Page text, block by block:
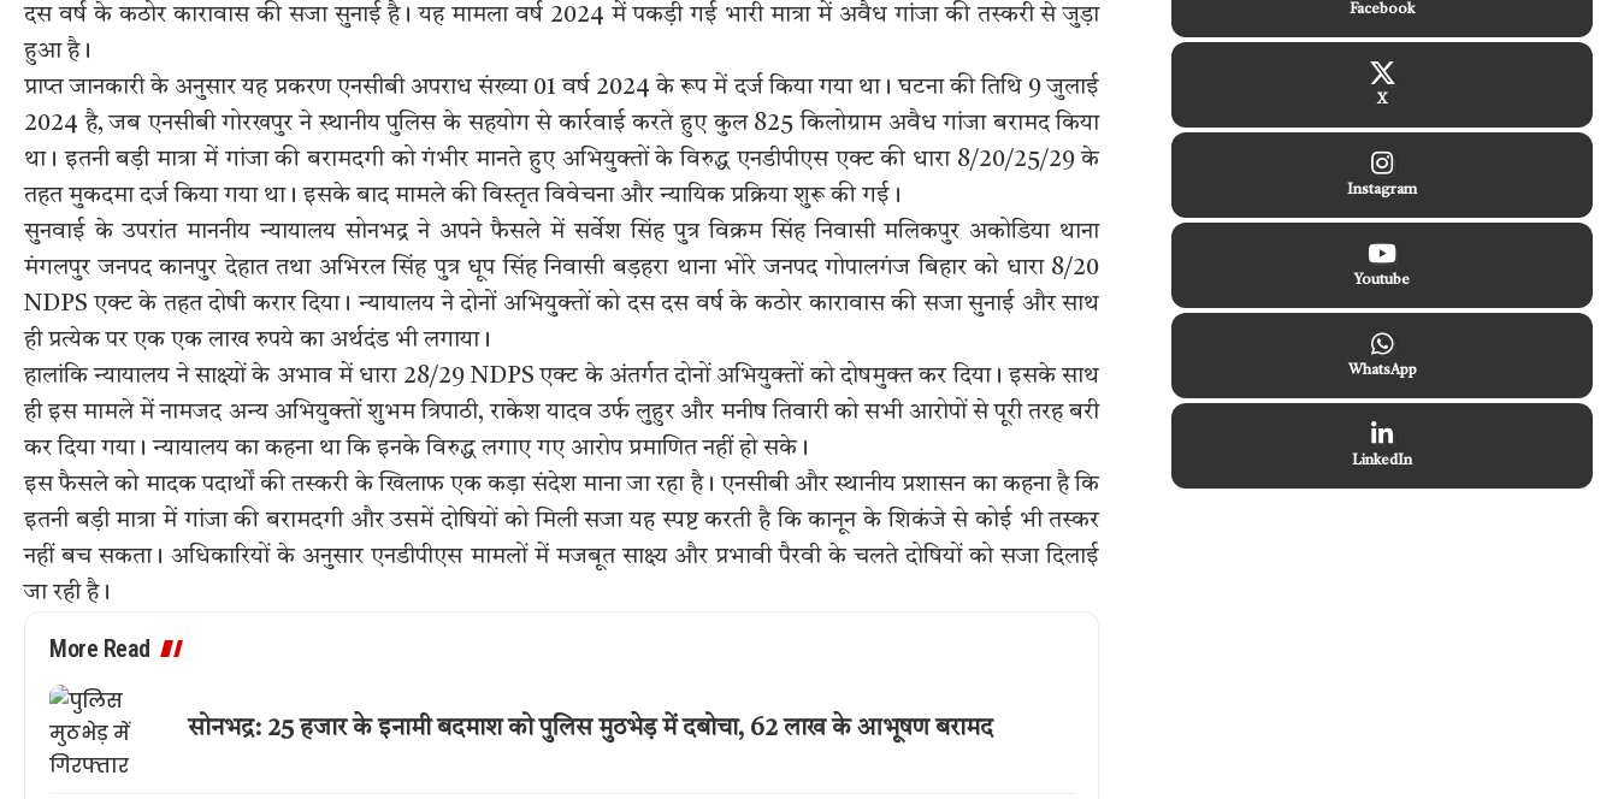
दस वर्ष के कठोर कारावास की सजा सुनाई है। यह मामला वर्ष 2024 में पकड़ी गई भारी मात्रा में अवैध गांजा की तस्करी से जुड़ा
हुआ है।
प्राप्त जानकारी के अनुसार यह प्रकरण एनसीबी अपराध संख्या 01 वर्ष 2024 के रूप में दर्ज किया गया था। घटना की तिथि 9 जुलाई
2024 है, जब एनसीबी गोरखपुर ने स्थानीय पुलिस के सहयोग से कार्रवाई करते हुए कुल 825 किलोग्राम अवैध गांजा बरामद किया
था। इतनी बड़ी मात्रा में गांजा की बरामदगी को गंभीर मानते हुए अभियुक्तों के विरुद्ध एनडीपीएस एक्ट की धारा 8/20/25/29 के
तहत मुकदमा दर्ज किया गया था। इसके बाद मामले की विस्तृत विवेचना और न्यायिक प्रक्रिया शुरू की गई।
सुनवाई के उपरांत माननीय न्यायालय सोनभद्र ने अपने फैसले में सर्वेश सिंह पुत्र विक्रम सिंह निवासी मलिकपुर अकोडिया थाना
मंगलपुर जनपद कानपुर देहात तथा अभिरल सिंह पुत्र धूप सिंह निवासी बड़हरा थाना भोरे जनपद गोपालगंज बिहार को धारा 8/20
NDPS एक्ट के तहत दोषी करार दिया। न्यायालय ने दोनों अभियुक्तों को दस दस वर्ष के कठोर कारावास की सजा सुनाई और साथ
ही प्रत्येक पर एक एक लाख रुपये का अर्थदंड भी लगाया।
हालांकि न्यायालय ने साक्ष्यों के अभाव में धारा 28/29 NDPS एक्ट के अंतर्गत दोनों अभियुक्तों को दोषमुक्त कर दिया। इसके साथ
ही इस मामले में नामजद अन्य अभियुक्तों शुभम त्रिपाठी, राकेश यादव उर्फ लुहुर और मनीष तिवारी को सभी आरोपों से पूरी तरह बरी
कर दिया गया। न्यायालय का कहना था कि इनके विरुद्ध लगाए गए आरोप प्रमाणित नहीं हो सके।
इस फैसले को मादक पदार्थों की तस्करी के खिलाफ एक कड़ा संदेश माना जा रहा है। एनसीबी और स्थानीय प्रशासन का कहना है कि
इतनी बड़ी मात्रा में गांजा की बरामदगी और उसमें दोषियों को मिली सजा यह स्पष्ट करती है कि कानून के शिकंजे से कोई भी तस्कर
नहीं बच सकता। अधिकारियों के अनुसार एनडीपीएस मामलों में मजबूत साक्ष्य और प्रभावी पैरवी के चलते दोषियों को सजा दिलाई
जा रही है।
More Read
सोनभद्र: 25 हजार के इनामी बदमाश को पुलिस मुठभेड़ में दबोचा, 62 लाख के आभूषण बरामद
Facebook
X
Instagram
Youtube
WhatsApp
LinkedIn